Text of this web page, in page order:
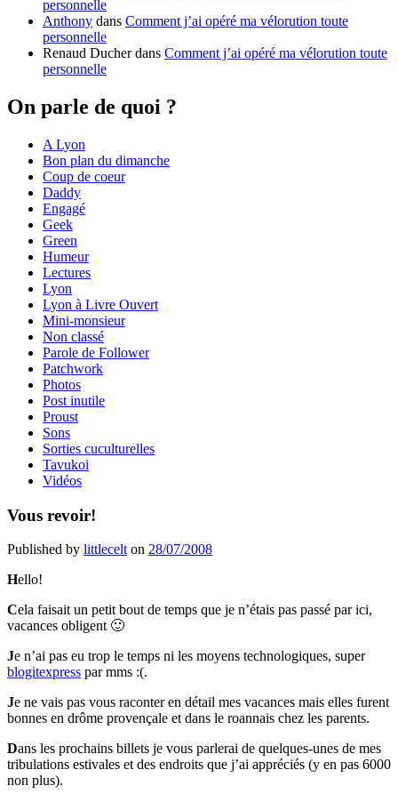
personnelle
Anthony dans Comment j’ai opéré ma vélorution toute
personnelle
Renaud Ducherdans Comment j’ai opéré ma vélorution toute
personnelle
On parle de quoi ?
A Lyon
Bon plan du dimanche
Coup de coeur
Daddy
Engagé
Geek
Green
Humeur
Lectures
Lyon
Lyon à Livre Ouvert
Mini-monsieur
Non classé
Parole de Follower
Patchwork
Photos
Post inutile
Proust
Sons
Sorties cuculturelles
Tavukoi
Vidéos
Vous revoir!
Published by littlecelton 28/07/2008
Hello!
Cela faisait un petit bout de temps que je n’étais pas passé par ici,
vacances obligent 🙂
Je n’ai pas eu trop le temps ni les moyens technologiques, super
blogitexpress par mms :(.
Je ne vais pas vous raconter en détail mes vacances mais elles furent
bonnes en drôme provençale et dans le roannais chez les parents.
Dans les prochains billets je vous parlerai de quelques-unes de mes
tribulations estivales et des endroits que j’ai appréciés (y en pas 6000
non plus).